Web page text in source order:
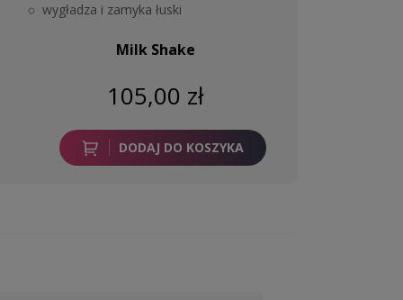
wygładza i zamyka łuski
Milk Shake
105,00 zł
DODAJ DO KOSZYKA